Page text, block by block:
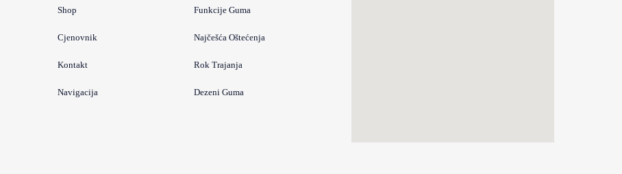
Shop
Cjenovnik
Kontakt
Navigacija
Funkcije Guma
Najčešća Oštećenja
Rok Trajanja
Dezeni Guma